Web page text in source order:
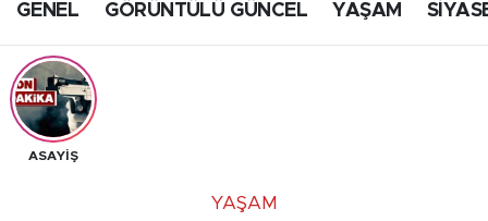
GENEL GÖRÜNTÜLÜ GÜNCEL YAŞAM
ASAYİŞ
YAŞAM
Tüm Manşetler
Son Dakika Haberleri